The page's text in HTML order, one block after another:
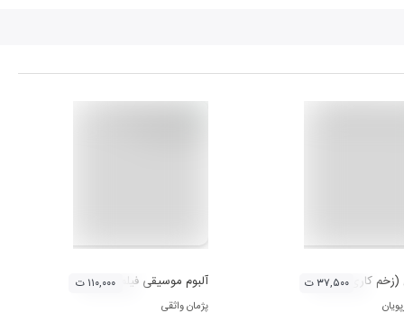
کاری)۳۷,۵۰۰ ت آلبوم موسیقی فیلم سینمایی ریشه
پژمان واثقی
۱۱۰,۰۰۰ ت